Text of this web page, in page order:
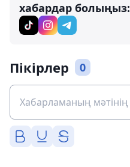
хабардар болыңыз:
Пікірлер 0